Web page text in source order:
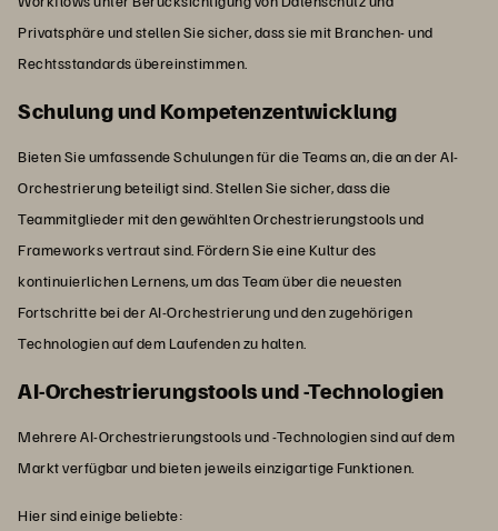
Privatsphäre und stellen Sie sicher, dass sie mit Branchen- und
Rechtsstandards übereinstimmen.
Schulung und Kompetenzentwicklung
Bieten Sie umfassende Schulungen für die Teams an, die an der AI-
Orchestrierung beteiligt sind. Stellen Sie sicher, dass die
Teammitglieder mit den gewählten Orchestrierungstools und
Frameworks vertraut sind. Fördern Sie eine Kultur des
kontinuierlichen Lernens, um das Team über die neuesten
Fortschritte bei der AI-Orchestrierung und den zugehörigen
Technologien auf dem Laufenden zu halten.
AI-Orchestrierungstools und -Technologien
Mehrere AI-Orchestrierungstools und -Technologien sind auf dem
Markt verfügbar und bieten jeweils einzigartige Funktionen.
Hier sind einige beliebte: